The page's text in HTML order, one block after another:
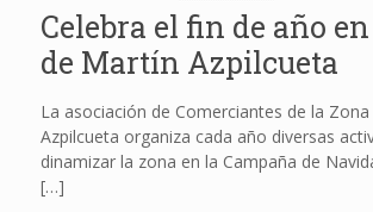
Celebra el fin de año
de Martín Azpilcueta
La asociación de Comerciantes de la
Azpilcueta organiza cada año diversas
dinamizar la zona en la Campaña de
[…]